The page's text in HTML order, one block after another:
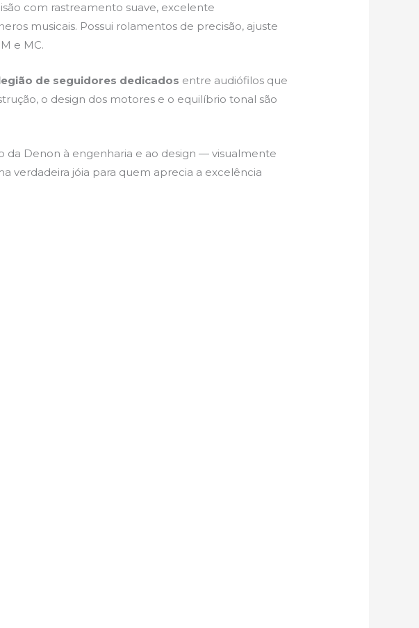
com rastreamento suave, excelente
musicais. Possui rolamentos de precisão, ajuste
e MC.
de seguidores dedicados entre audiófilos que
o design dos motores e o equilíbrio tonal são
Denon à engenharia e ao design — visualmente
verdadeira jóia para quem aprecia a excelência